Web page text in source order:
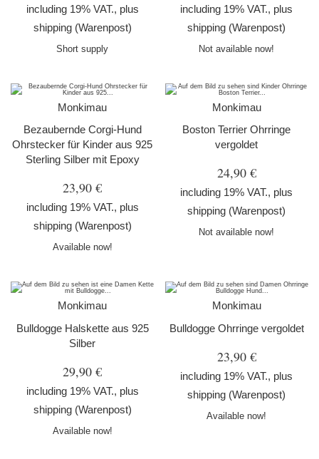
including 19% VAT., plus
shipping (Warenpost)
Short supply
including 19% VAT., plus
shipping (Warenpost)
Not available now!
Monkimau
Bezaubernde Corgi-Hund
Ohrstecker für Kinder aus 925
Sterling Silber mit Epoxy
23,90 €
including 19% VAT., plus
shipping (Warenpost)
Available now!
Monkimau
Boston Terrier Ohrringe
vergoldet
24,90 €
including 19% VAT., plus
shipping (Warenpost)
Not available now!
Monkimau
Bulldogge Halskette aus 925
Silber
29,90 €
including 19% VAT., plus
shipping (Warenpost)
Available now!
Monkimau
Bulldogge Ohrringe vergoldet
23,90 €
including 19% VAT., plus
shipping (Warenpost)
Available now!